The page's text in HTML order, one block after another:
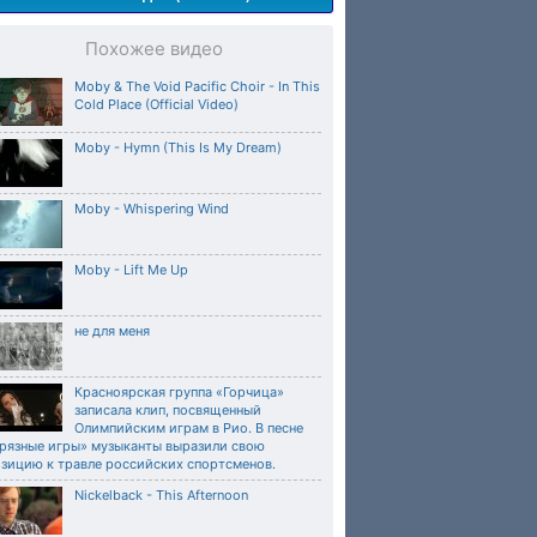
Похожее видео
Moby & The Void Pacific Choir - In This
Cold Place (Official Video)
Moby - Hymn (This Is My Dream)
Moby - Whispering Wind
Moby - Lift Me Up
не для меня
Красноярская группа «Горчица»
записала клип, посвященный
Олимпийским играм в Рио. В песне
игры» музыканты выразили свою
к травле российских спортсменов.
Nickelback - This Afternoon